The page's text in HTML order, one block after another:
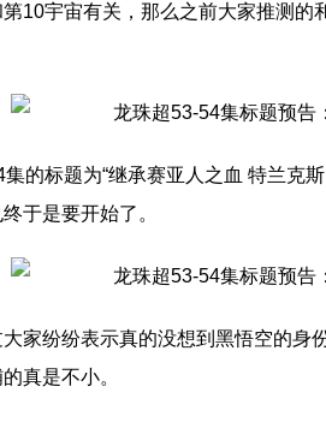
10宇宙有关，那么之前大家推测的
集的标题为“继承赛亚人之血 特兰克
于是要开始了。
家纷纷表示真的没想到黑悟空的身
真是不小。